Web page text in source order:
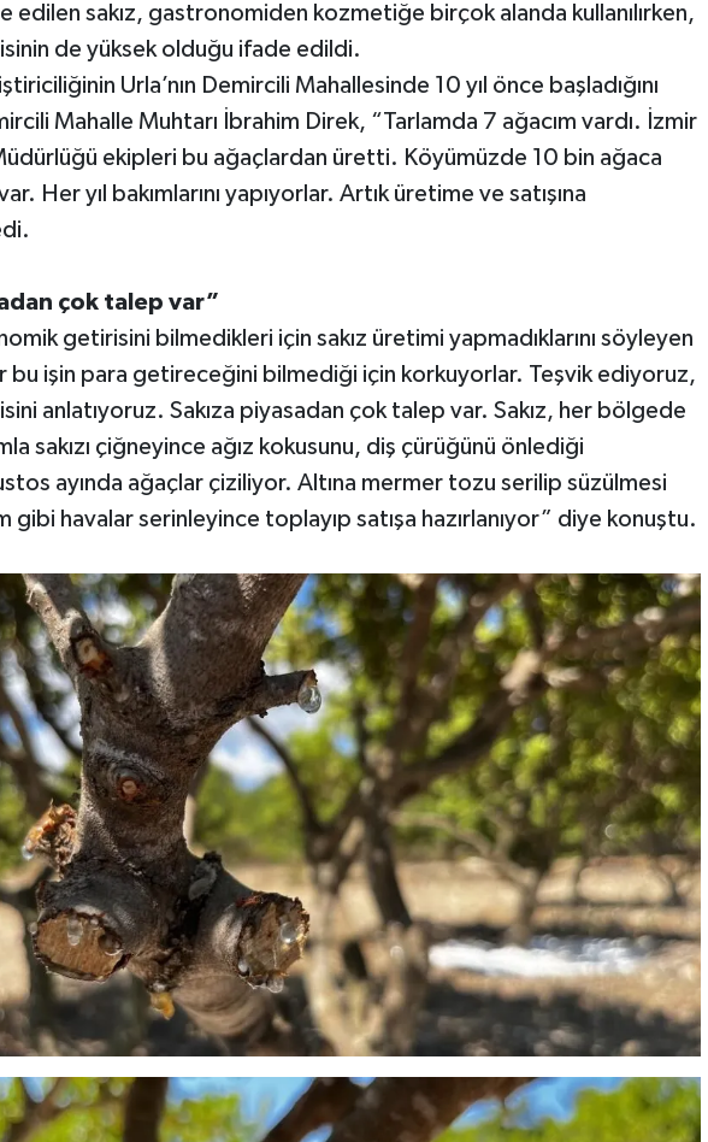
edilen sakız, gastronomiden kozmetiğe birçok alanda kullanılırken,
de yüksek olduğu ifade edildi.
Urla’nın Demircili Mahallesinde 10 yıl önce başladığını
Mahalle Muhtarı İbrahim Direk, “Tarlamda 7 ağacım vardı. İzmir
ekipleri bu ağaçlardan üretti. Köyümüzde 10 bin ağaca
var. Her yıl bakımlarını yapıyorlar. Artık üretime ve satışına
çok talep var”
getirisini bilmedikleri için sakız üretimi yapmadıklarını söyleyen
bu işin para getireceğini bilmediği için korkuyorlar. Teşvik ediyoruz,
anlatıyoruz. Sakıza piyasadan çok talep var. Sakız, her bölgede
sakızı çiğneyince ağız kokusunu, diş çürüğünü önlediği
ayında ağaçlar çiziliyor. Altına mermer tozu serilip süzülmesi
gibi havalar serinleyince toplayıp satışa hazırlanıyor” diye konuştu.